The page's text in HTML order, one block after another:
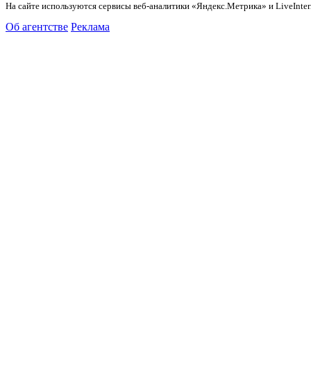
На сайте используются сервисы веб-аналитики «Яндекс.Метрика» и
Об агентстве Реклама